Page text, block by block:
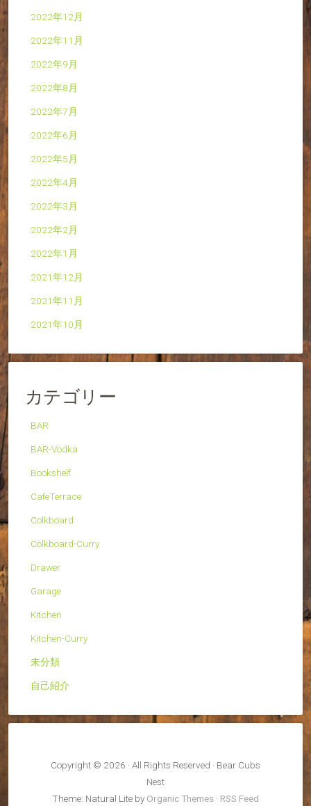
2022年12月
2022年11月
2022年9月
2022年8月
2022年7月
2022年6月
2022年5月
2022年4月
2022年3月
2022年2月
2022年1月
2021年12月
2021年11月
2021年10月
カテゴリー
BAR
BAR-Vodka
Bookshelf
CafeTerrace
Colkboard
Colkboard-Curry
Drawer
Garage
Kitchen
Kitchen-Curry
未分類
自己紹介
Copyright © 2026 · All Rights Reserved · Bear Cubs
Nest
Theme: Natural Lite by Organic Themes · RSS Feed